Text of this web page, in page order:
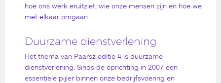
hoe ons werk eruitziet, wie onze mensen zijn en hoe we
met elkaar omgaan.
Duurzame dienstverlening
Het thema van Paarsz editie 4 is duurzame
dienstverlening. Sinds de oprichting in 2007 een
essentiële pijler binnen onze bedrijfsvoering en